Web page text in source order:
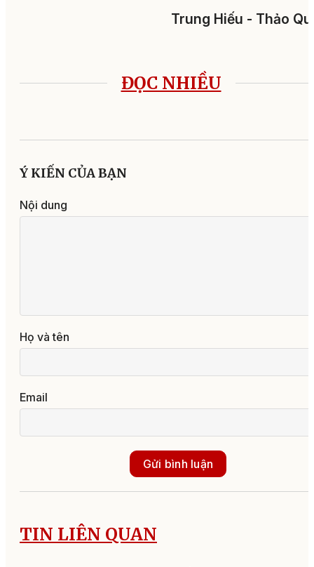
Trung Hiếu - Thảo
ĐỌC NHIỀU
Ý KIẾN CỦA BẠN
Nội dung
Họ và tên
Email
Gửi bình luận
TIN LIÊN QUAN